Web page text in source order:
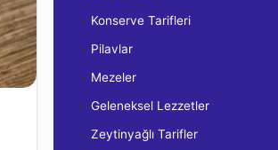
Konserve Tarifleri
Pilavlar
Mezeler
Geleneksel Lezzetler
Zeytinyağlı Tarifler